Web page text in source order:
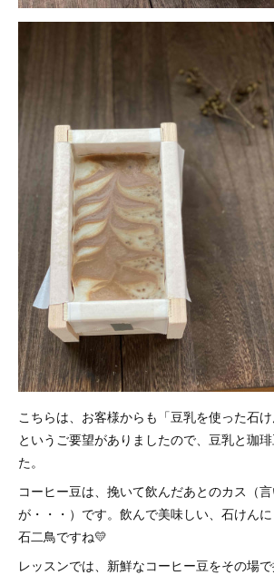
こちらは、お客様からも「豆乳を使った石け
というご要望がありましたので、豆乳と珈
た。
コーヒー豆は、挽いて飲んだあとのカス（
が・・・）です。飲んで美味しい、石けん
石二鳥ですね💛
レッスンでは、新鮮なコーヒー豆をその場で